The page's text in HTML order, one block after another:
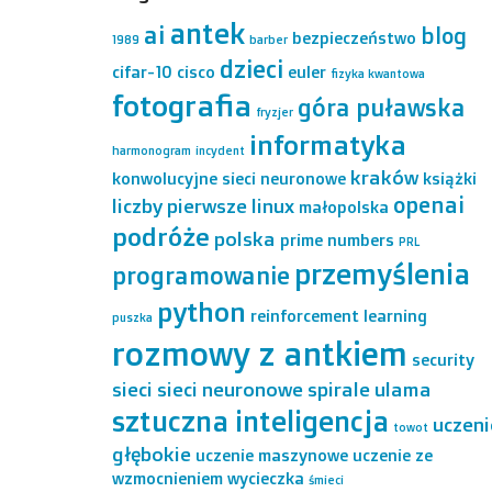
1989 ai antek barber bezpieczeństwo blog
cifar-10 cisco dzieci euler fizyka kwantowa
fotografia fryzjer góra puławska
harmonogram incydent informatyka
konwolucyjne sieci neuronowe kraków książki
liczby pierwsze linux małopolska openai
podróże polska prime numbers PRL
programowanie przemyślenia
puszka python reinforcement learning
rozmowy z antkiem security
sieci sieci neuronowe spirale ulama
sztuczna inteligencja towot
głębokie uczenie maszynowe uczenie ze
wzmocnieniem wycieczka śmieci